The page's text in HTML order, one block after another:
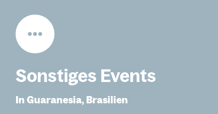
Sonstiges Events
In Guaranesia, Brasilien